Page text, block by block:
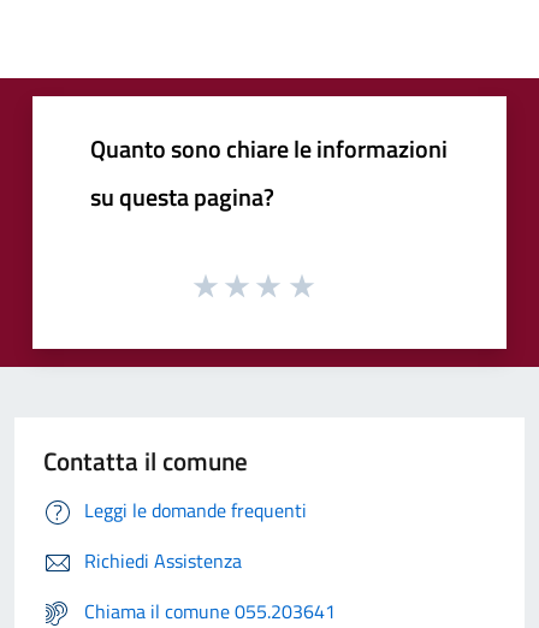
Quanto sono chiare le informazioni
su questa pagina?
Contatta il comune
Leggi le domande frequenti
Richiedi Assistenza
Chiama il comune 055.203641